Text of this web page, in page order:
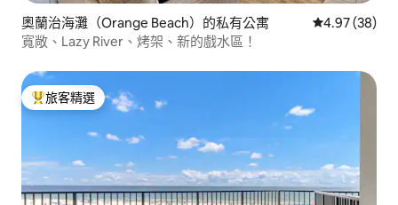
奧蘭治海灘（Orange Beach）的私有公寓 從 38 則評價
4.97 (38)
寬敞、Lazy River、烤架、新的戲水區！
旅客精選榜首
旅客精選